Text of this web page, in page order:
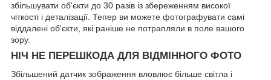
збільшувати об'єкти до 30 разів із збереженням високої
чіткості і деталізації. Тепер ви можете фотографувати самі
віддалені об'єкти, які раніше не потрапляли в поле вашого
зору.
НІЧ НЕ ПЕРЕШКОДА ДЛЯ ВІДМІННОГО ФОТО
Збільшений датчик зображення вловлює більше світла і